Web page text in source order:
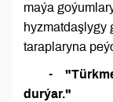
maýa
hyzmatdaşlygy
taraplaryna
-
durýar."